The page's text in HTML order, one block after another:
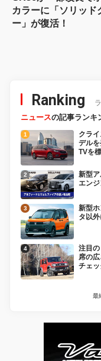
カラーに「ソリッド
ー」が復活！
Ranking
ニュースの記事ランキ
クラ
デル
TVを
新型
エン
新型
タ以
注目
席の
チェッ
最